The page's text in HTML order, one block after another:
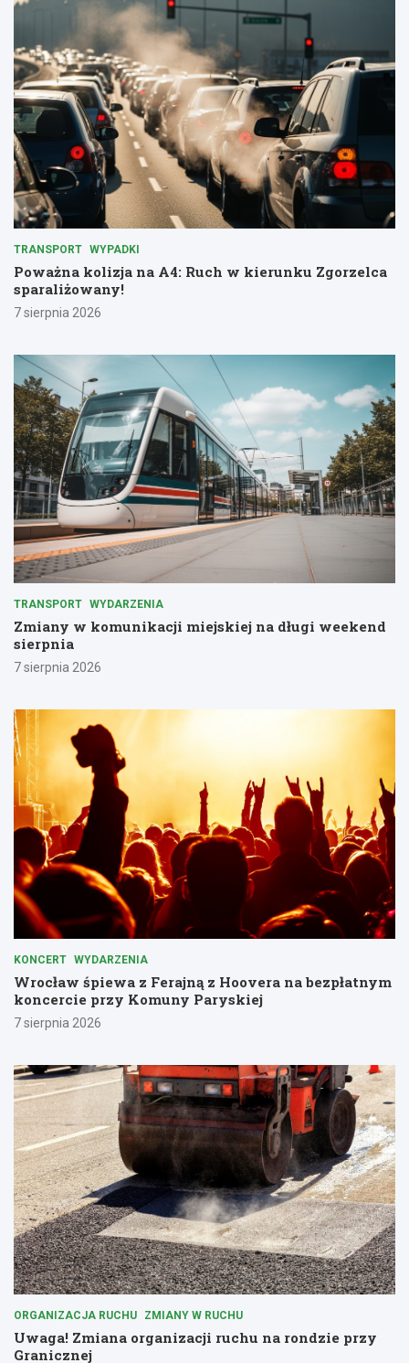
TRANSPORT WYPADKI
Poważna kolizja na A4: Ruch w kierunku Zgorzelca
sparaliżowany!
7 sierpnia 2026
TRANSPORT WYDARZENIA
Zmiany w komunikacji miejskiej na długi weekend
sierpnia
7 sierpnia 2026
KONCERT WYDARZENIA
Wrocław śpiewa z Ferajną z Hoovera na bezpłatnym
koncercie przy Komuny Paryskiej
7 sierpnia 2026
ORGANIZACJA RUCHU ZMIANY W RUCHU
Uwaga! Zmiana organizacji ruchu na rondzie przy
Granicznej